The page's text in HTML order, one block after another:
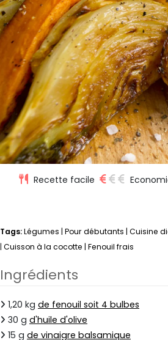
Recette facile
Tags:Légumes | Pour débutants | Cuisine
| Cuisson à la cocotte | Fenouil frais
Ingrédients
1,20 kg de fenouil soit 4 bulbes
30 g d'huile d'olive
15 g de vinaigre balsamique